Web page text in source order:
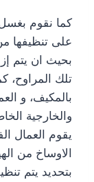
كما نقوم بغسل
على تنظيفها
بحيث ان يتم
تلك المراوح،
بالمكيف، و
والخارجية
يقوم العمال
الاوساخ من
بتحديد يتم